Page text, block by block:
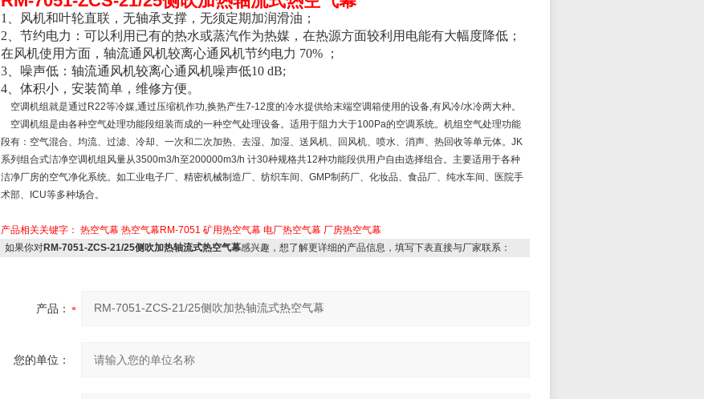
1、风机和叶轮直联，无轴承支撑，无须定期加润滑油；
2 、节约电力：可以利用已有的热水或蒸汽作为热媒，在热源方面较利用电能有大幅度降低；
在风机使用方面，轴流通风机较离心通风机节约电力 70% ；
3 、噪声低：轴流通风机较离心通风机噪声低10 dB;
4 、体积小，安装简单，维修方便。
空调机组就是通过R22等冷媒,通过压缩机作功,换热产生7-12度的冷水提供给末端空调箱使用的设备,有风冷/水冷两大种。
空调机组是由各种空气处理功能段组装而成的一种空气处理设备。适用于阻力大于100Pa的空调系统。机组空气处理功能
段有：空气混合、均流、过滤、冷却、一次和二次加热、去湿、加湿、送风机、回风机、喷水、消声、热回收等单元体。 JK
系列组合式洁净空调机组风量从3500m3/h至200000m3/h 计30种规格共12种功能段供用户自由选择组合。主要适用于各种
洁净厂房的空气净化系统。如工业电子厂、精密机械制造厂、纺织车间、GMP制药厂、化妆品、食品厂、纯水车间、医院手
术部、ICU等多种场合。
产品相关关键字： 热空气幕 热空气幕RM-7051 矿用热空气幕 电厂热空气幕 厂房热空气幕
如果你对RM-7051-ZCS-21/25侧吹加热轴流式热空气幕感兴趣，想了解更详细的产品信息，填写下表直接与厂家联系：
产品：
您的单位：